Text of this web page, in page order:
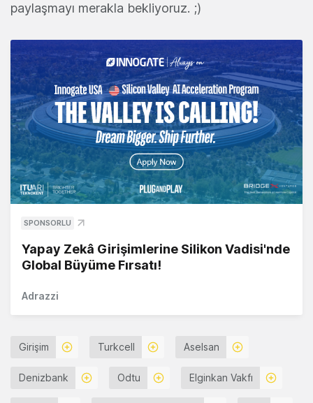
paylaşmayı merakla bekliyoruz. ;)
SPONSORLU
Yapay Zekâ Girişimlerine Silikon Vadisi'nde
Global Büyüme Fırsatı!
Adrazzi
Girişim Turkcell Aselsan
Denizbank Odtu Elginkan Vakfı